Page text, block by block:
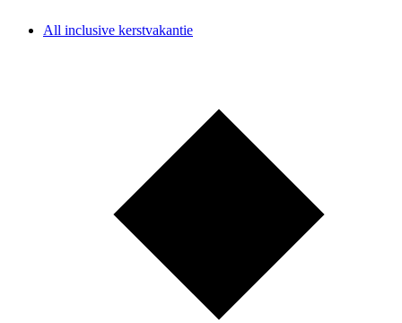
All inclusive kerstvakantie